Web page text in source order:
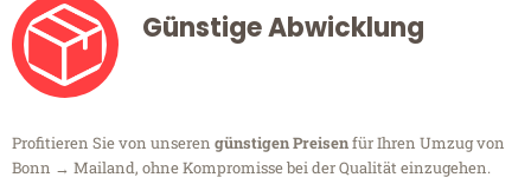
Günstige Abwicklung
Profitieren Sie von unseren günstigen Preisenfür Ihren Umzug von
Bonn → Mailand, ohne Kompromisse bei der Qualität einzugehen.